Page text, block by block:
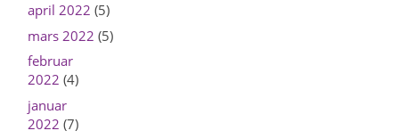
april 2022 (5)
mars 2022 (5)
februar
2022 (4)
januar
2022 (7)